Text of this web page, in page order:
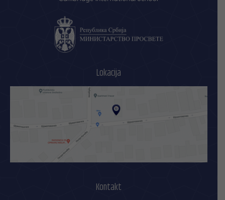
Lokacija
Kontakt